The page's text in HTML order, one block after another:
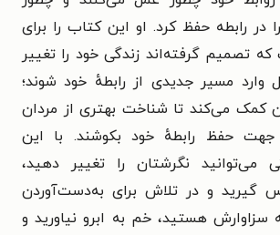
در رابطه حفظ کرد. او این کتاب را برای
تصمیم گرفته‌اند زندگی خود را تغییر
وارد مسیر جدیدی از رابطهٔ خود شوند؛
کمک می‌کند تا شناخت بهتری از مردان
جهت حفظ رابطهٔ خود بکوشند. با این
می‌توانید نگرشتان را تغییر دهید،
گیرید و در تلاش برای به‌دست‌آوردن
هستید، خم به ابرو نیاورید و